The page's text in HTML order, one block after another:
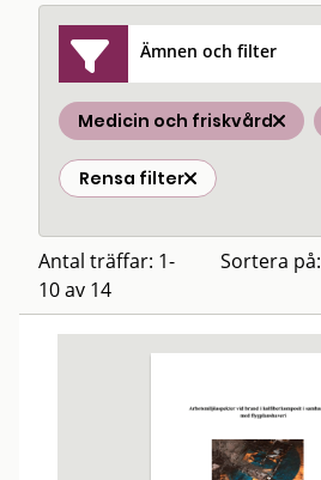
Ämnen och filter
Medicin och friskvård
Rensa filter
Antal träffar: 1-
10 av 14
Sortera på: